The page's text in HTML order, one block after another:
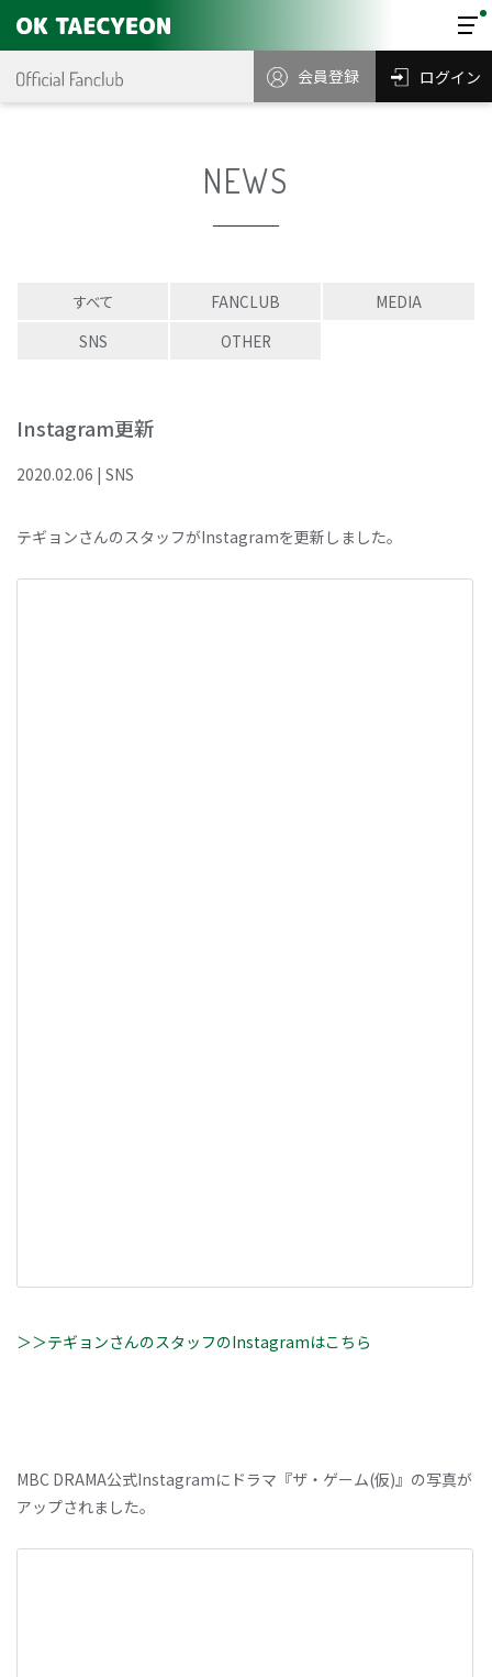
会員登録 ログイン
NEWS
すべて FANCLUB
MEDIA
SNS
OTHER
Instagram更新
2020.02.06 | SNS
テギョンさんのスタッフがInstagramを更新しました。
＞＞テギョンさんのスタッフのInstagramはこちら
MBC DRAMA公式Instagramにドラマ『ザ・ゲーム(仮)』の写真が
アップされました。